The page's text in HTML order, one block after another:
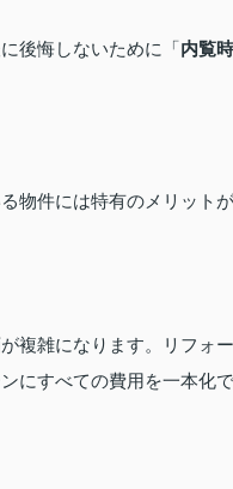
後悔しないために「内覧時
物件には特有のメリットが
複雑になります。リフォー
にすべての費用を一本化で